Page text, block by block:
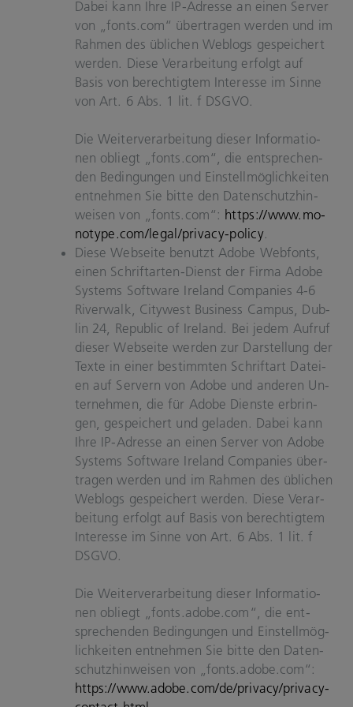
Dabei kann Ihre IP-​Adresse an einen Ser­ver
von „fonts.com“ über­tra­gen wer­den und im
Rah­men des üb­li­chen Web­logs ge­spei­chert
wer­den. Diese Ver­ar­bei­tung er­folgt auf
Basis von be­rech­tig­tem In­ter­es­se im Sinne
von Art. 6 Abs. 1 lit. f DSGVO.
Die Wei­ter­ver­ar­bei­tung die­ser In­for­ma­tio­
nen ob­liegt „fonts.com“, die ent­spre­chen­
den Be­din­gun­gen und Ein­stell­mög­lich­kei­ten
ent­neh­men Sie bitte den Da­ten­schutz­hin­
wei­sen von „fonts.com“: https://www.mo­
no­ty­pe.com/legal/privacy-​policy.
Diese Web­sei­te be­nutzt Adobe Web­fonts,
einen Schriftarten-​Dienst der Firma Adobe
Sys­tems Soft­ware Ire­land Com­pa­nies 4-6
Ri­ver­walk, Ci­ty­west Busi­ness Cam­pus, Dub­
lin 24, Re­pu­blic of Ire­land. Bei jedem Auf­ruf
die­ser Web­sei­te wer­den zur Dar­stel­lung der
Texte in einer be­stimm­ten Schrift­art Da­tei­
en auf Ser­vern von Adobe und an­de­ren Un­
ter­neh­men, die für Adobe Diens­te er­brin­
gen, ge­spei­chert und ge­la­den. Dabei kann
Ihre IP-​Adresse an einen Ser­ver von Adobe
Sys­tems Soft­ware Ire­land Com­pa­nies über­
tra­gen wer­den und im Rah­men des üb­li­chen
Web­logs ge­spei­chert wer­den. Diese Ver­ar­
bei­tung er­folgt auf Basis von be­rech­tig­tem
In­ter­es­se im Sinne von Art. 6 Abs. 1 lit. f
DSGVO.
Die Wei­ter­ver­ar­bei­tung die­ser In­for­ma­tio­
nen ob­liegt „fonts.adobe.com“, die ent­
spre­chen­den Be­din­gun­gen und Ein­stell­mög­
lich­kei­ten ent­neh­men Sie bitte den Da­ten­
schutz­hin­wei­sen von „fonts.adobe.com“:
https://www.adobe.com/de/pri­va­cy/privacy-​